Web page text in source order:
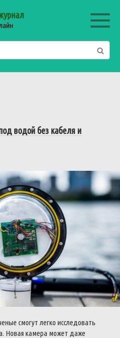
водой без кабеля и
смогут легко исследовать
Новая камера может даже